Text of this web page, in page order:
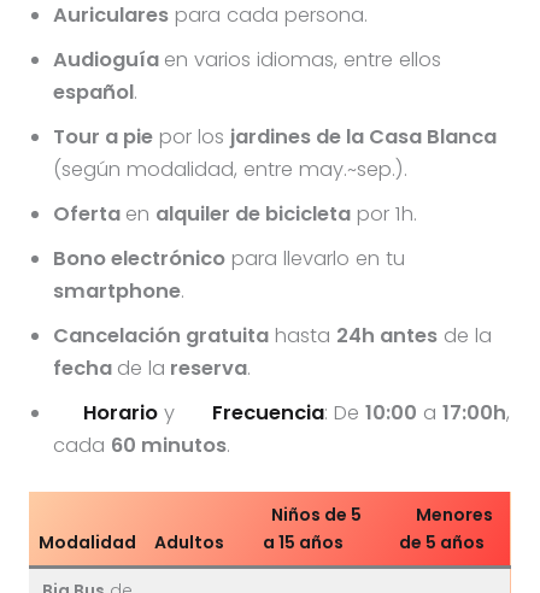
Auricularespara cada persona.
Audioguía en varios idiomas, entre ellos
español.
Tour a piepor los jardines de la Casa Blanca
(según modalidad, entre may.~sep.).
Oferta en alquiler de bicicletapor 1h.
Bono electrónicopara llevarlo en tu
smartphone.
Cancelación gratuitahasta 24h antesde la
fecha de la reserva.
Horario y Frecuencia: De 10:00 a 17:00h,
cada 60 minutos.
Modalidad Adultos
Niños de 5
a 15 años
Menores
de 5 años